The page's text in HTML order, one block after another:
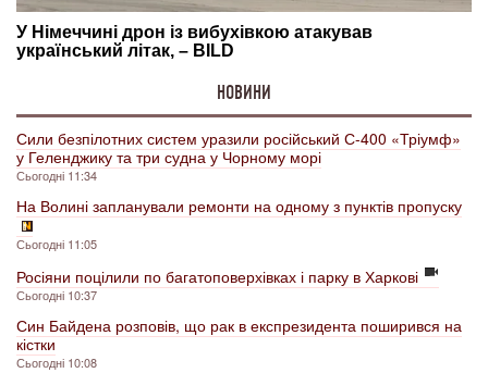
НОВИНИ
Сили безпілотних систем уразили російський С-400 «Тріумф»
у Геленджику та три судна у Чорному морі
Сьогодні 11:34
На Волині запланували ремонти на одному з пунктів пропуску
Сьогодні 11:05
Росіяни поцілили по багатоповерхівках і парку в Харкові
Сьогодні 10:37
Син Байдена розповів, що рак в експрезидента поширився на
кістки
Сьогодні 10:08